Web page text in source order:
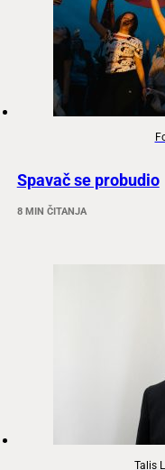
Spavač se probudio
8 MIN ČITANJA
Talis